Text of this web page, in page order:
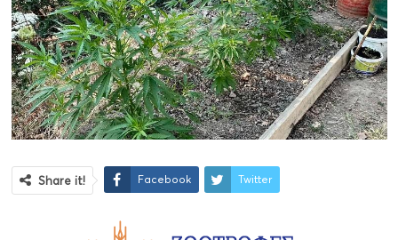
Share it! Facebook Twitter